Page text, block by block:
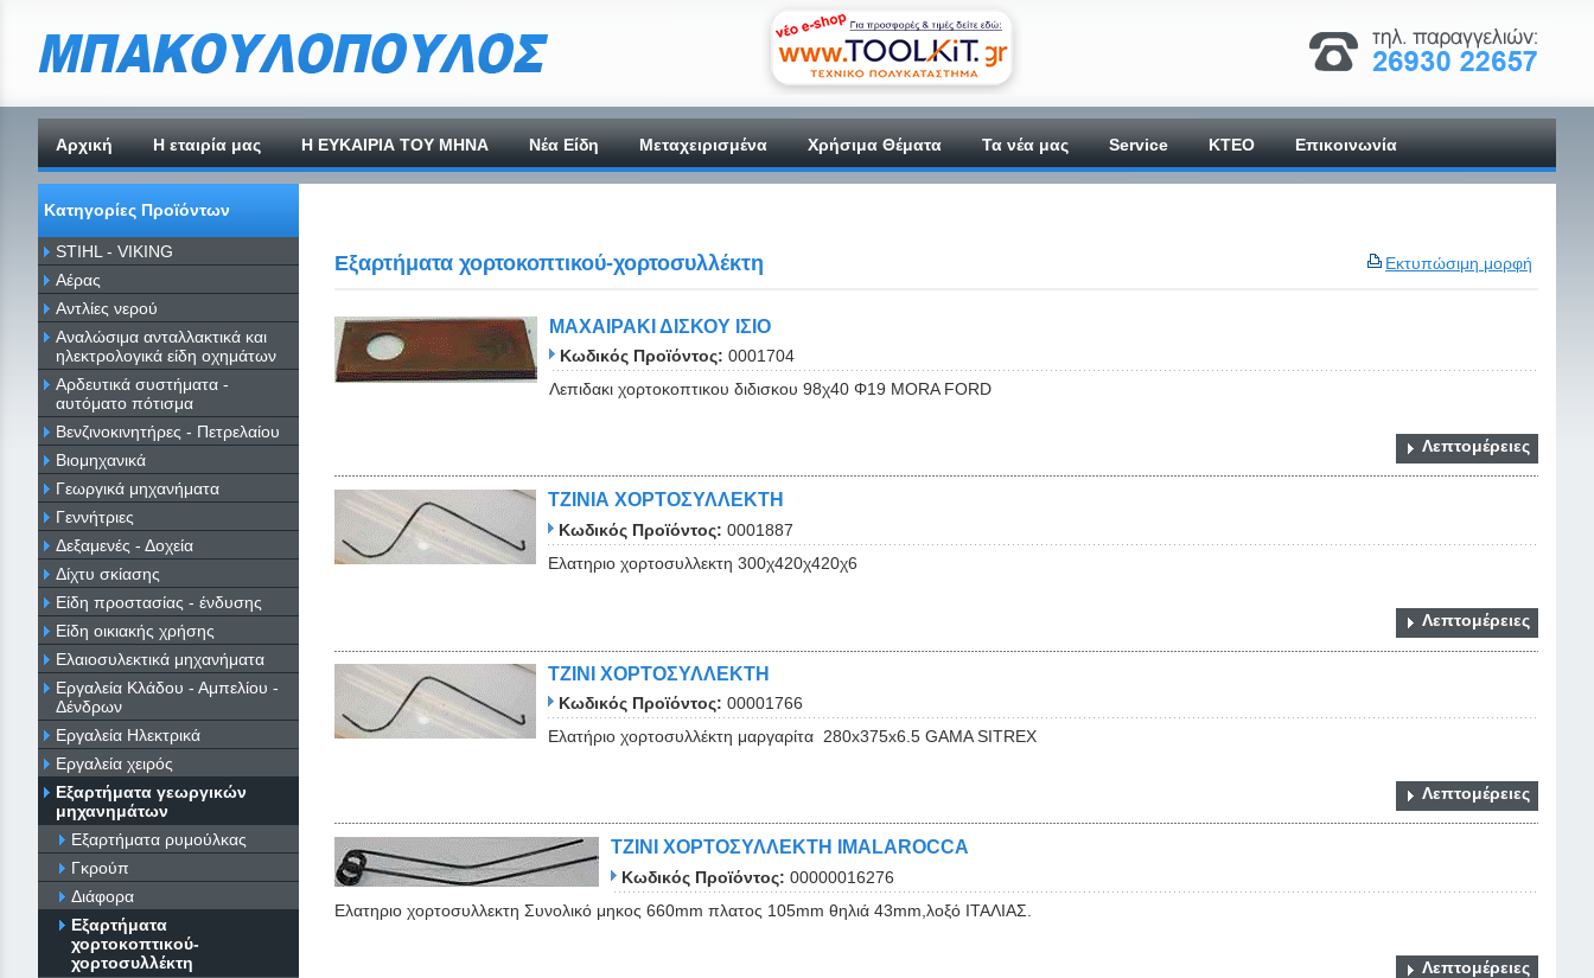
Αρχική H εταιρία μας Η ΕΥΚΑΙΡΙΑ ΤΟΥ ΜΗΝΑ Νέα Είδη Μεταχειρισμένα Χρήσιμα Θέματα Τα νέα μας Service ΚΤΕΟ Επικοινωνία
Κατηγορίες Προϊόντων
STIHL - VIKING
Αέρας
Αντλίες νερού
Αναλώσιμα ανταλλακτικά και
ηλεκτρολογικά είδη οχημάτων
Αρδευτικά συστήματα -
αυτόματο πότισμα
Βενζινοκινητήρες - Πετρελαίου
Βιομηχανικά
Γεωργικά μηχανήματα
Γεννήτριες
Δεξαμενές - Δοχεία
Δίχτυ σκίασης
Είδη προστασίας - ένδυσης
Είδη οικιακής χρήσης
Ελαιοσυλεκτικά μηχανήματα
Εργαλεία Κλάδου - Αμπελίου -
Δένδρων
Εργαλεία Ηλεκτρικά
Εργαλεία χειρός
Εξαρτήματα γεωργικών
μηχανημάτων
Εξαρτήματα ρυμούλκας
Γκρούπ
Διάφορα
Εξαρτήματα
χορτοκοπτικού-
χορτοσυλλέκτη
Εκτυπώσιμη μορφή
Εξαρτήματα χορτοκοπτικού-χορτοσυλλέκτη
ΜΑΧΑΙΡΑΚΙ ΔΙΣΚΟΥ ΙΣΙΟ
Κωδικός Προϊόντος: 0001704
Λεπιδακι χορτοκοπτικου διδισκου 98χ40 Φ19 MORA FORD
Λεπτομέρειες
ΤΖΙΝΙΑ ΧΟΡΤΟΣΥΛΛΕΚΤΗ
Κωδικός Προϊόντος: 0001887
Ελατηριο χορτοσυλλεκτη 300χ420χ420χ6
Λεπτομέρειες
ΤΖΙΝΙ ΧΟΡΤΟΣΥΛΛΕΚΤΗ
Κωδικός Προϊόντος: 00001766
Ελατήριο χορτοσυλλέκτη μαργαρίτα 280x375x6.5 GAMA SITREX
Λεπτομέρειες
ΤΖΙΝΙ ΧΟΡΤΟΣΥΛΛΕΚΤΗ IMALAROCCA
Κωδικός Προϊόντος: 00000016276
Eλατηριο χορτοσυλλεκτη Συνολικό μηκος 660mm πλατος 105mm θηλιά 43mm,λοξό ΙΤΑΛΙΑΣ.
Λεπτομέρειες